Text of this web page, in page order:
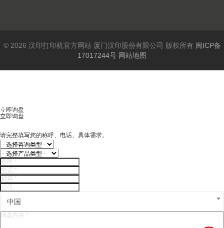
© 2026 汉印打印机官方网站 厦门汉印股份有限公司 版权所有 闽ICP备
17017244号 网站地图
立即询盘
立即询盘
请完整填写您的称呼、电话、具体需求。
中国